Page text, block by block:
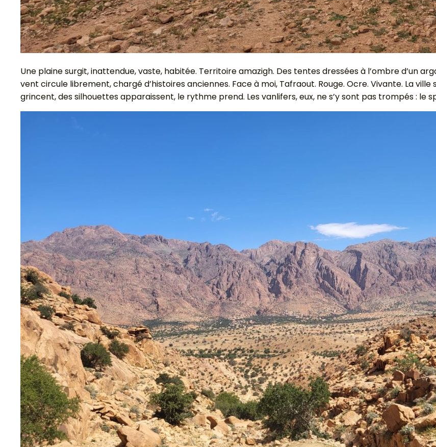
Une plaine surgit, inattendue, vaste, habitée. Territoire amazigh. Des tentes dressées à l’ombre d’un
vent circule librement, chargé d’histoires anciennes. Face à moi, Tafraout. Rouge. Ocre. Vivante. La
grincent, des silhouettes apparaissent, le rythme prend. Les vanlifers, eux, ne s’y sont pas trompés : le